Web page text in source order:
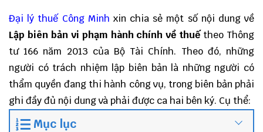
Đại lý thuế Công Minh xin chia sẻ một số nội dung về
Lập biên bản vi phạm hành chính về thuếtheo Thông
tư 166 năm 2013 của Bộ Tài Chính. Theo đó, những
người có trách nhiệm lập biên bản là những người có
thẩm quyền đang thi hành công vụ, trong biên bản phải
ghi đầy đủ nội dung và phải được ca hai bên ký. Cụ thể:
Mục lục